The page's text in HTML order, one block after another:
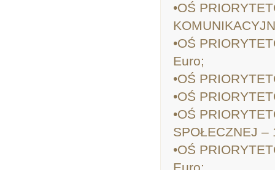
•OŚ
•OŚ
Euro;
•OŚ
•OŚ
•OŚ
SPOŁECZNEJ –
•OŚ